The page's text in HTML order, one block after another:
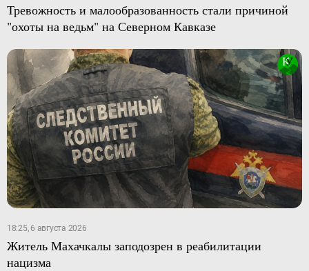
Тревожность и малообразованность стали причиной
"охоты на ведьм" на Северном Кавказе
18:25, 6 августа 2026
Житель Махачкалы заподозрен в реабилитации
нацизма